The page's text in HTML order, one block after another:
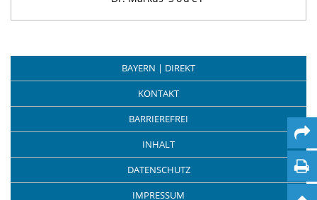
BAYERN | DIREKT
KONTAKT
BARRIEREFREI
INHALT
DATENSCHUTZ
IMPRESSUM